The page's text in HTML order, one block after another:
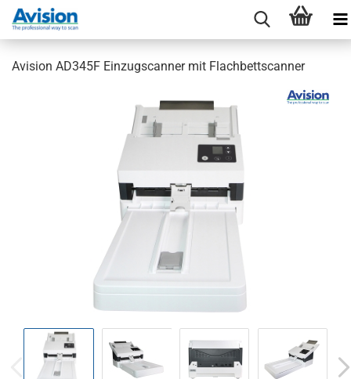
Avision AD345F Einzugscanner mit Flachbettscanner